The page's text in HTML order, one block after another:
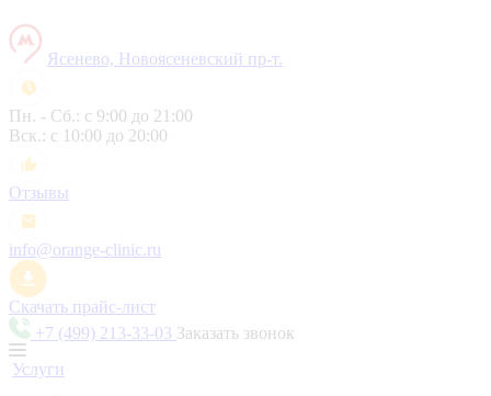
Ясенево, Новоясеневский пр-т.
Пн. - Сб.: с 9:00 до 21:00
Вск.: с 10:00 до 20:00
Отзывы
info@orange-clinic.ru
Скачать прайс-лист
+7 (499) 213-33-03 Заказать звонок
Услуги